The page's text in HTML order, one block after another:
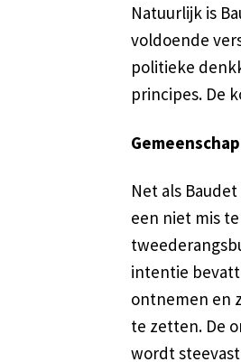
Natuurlijk is
voldoende
politieke
principes. De
Gemeenschap
Net als
een niet mis
intentie
ontnemen en
te zetten. De
wordt